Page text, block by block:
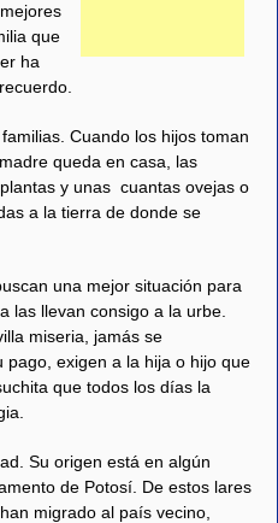
que
ha
Cuando los hijos toman
queda en casa, las
y unas cuantas ovejas o
a la tierra de donde se
una mejor situación para
las llevan consigo a la urbe.
miseria, jamás se
exigen a la hija o hijo que
que todos los días la
Su origen está en algún
de Potosí. De estos lares
migrado al país vecino,